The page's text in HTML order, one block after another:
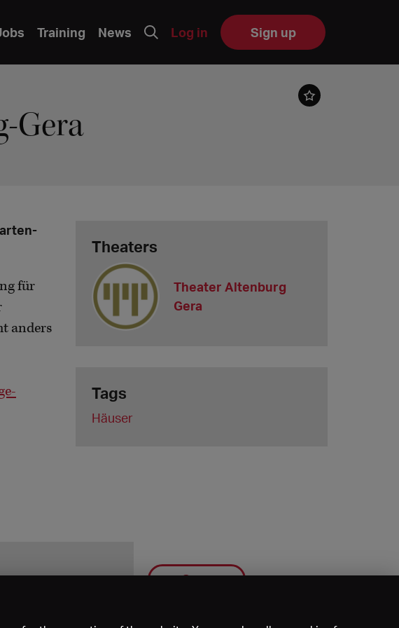
Training News Log in Sign up
Gera
für
anders
Theaters
Theater Altenburg
Gera
Tags
Häuser
Save